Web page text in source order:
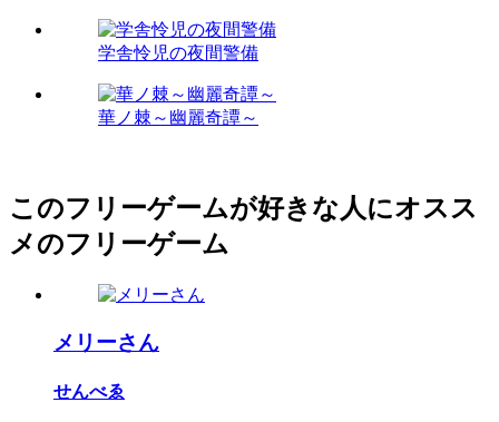
学舎怜児の夜間警備
華ノ棘～幽麗奇譚～
このフリーゲームが好きな人にオスス
メのフリーゲーム
メリーさん
せんべゑ